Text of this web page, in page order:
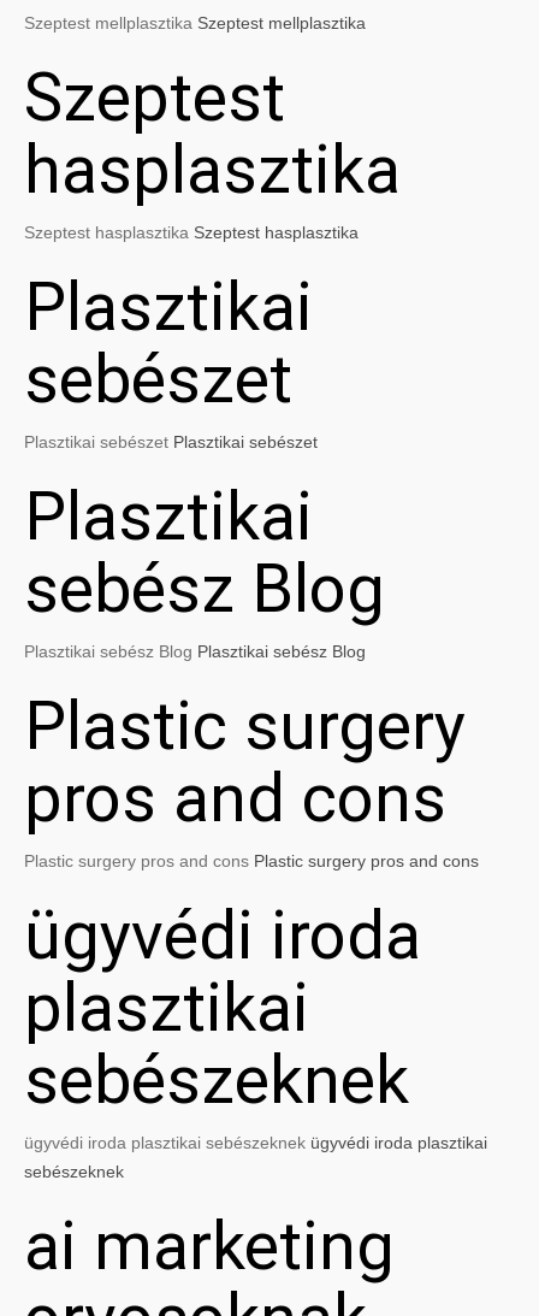
Szeptest mellplasztika Szeptest mellplasztika
Szeptest
hasplasztika
Szeptest hasplasztika Szeptest hasplasztika
Plasztikai
sebészet
Plasztikai sebészet Plasztikai sebészet
Plasztikai
sebész Blog
Plasztikai sebész Blog Plasztikai sebész Blog
Plastic surgery
pros and cons
Plastic surgery pros and cons Plastic surgery pros and cons
ügyvédi iroda
plasztikai
sebészeknek
ügyvédi iroda plasztikai sebészeknek ügyvédi iroda plasztikai
sebészeknek
ai marketing